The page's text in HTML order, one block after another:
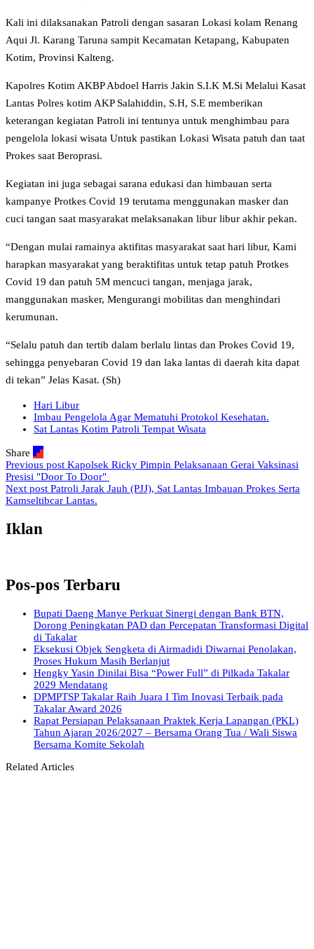
Kali ini dilaksanakan Patroli dengan sasaran Lokasi kolam Renang
Aqui Jl. Karang Taruna sampit Kecamatan Ketapang, Kabupaten
Kotim, Provinsi Kalteng.
Kapolres Kotim AKBP Abdoel Harris Jakin S.I.K M.Si Melalui Kasat
Lantas Polres kotim AKP Salahiddin, S.H, S.E memberikan
keterangan kegiatan Patroli ini tentunya untuk menghimbau para
pengelola lokasi wisata Untuk pastikan Lokasi Wisata patuh dan taat
Prokes saat Beroprasi.
Kegiatan ini juga sebagai sarana edukasi dan himbauan serta
kampanye Protkes Covid 19 terutama menggunakan masker dan
cuci tangan saat masyarakat melaksanakan libur libur akhir pekan.
“Dengan mulai ramainya aktifitas masyarakat saat hari libur, Kami
harapkan masyarakat yang beraktifitas untuk tetap patuh Protkes
Covid 19 dan patuh 5M mencuci tangan, menjaga jarak,
manggunakan masker, Mengurangi mobilitas dan menghindari
kerumunan.
“Selalu patuh dan tertib dalam berlalu lintas dan Prokes Covid 19,
sehingga penyebaran Covid 19 dan laka lantas di daerah kita dapat
di tekan” Jelas Kasat. (Sh)
Hari Libur
Imbau Pengelola Agar Mematuhi Protokol Kesehatan.
Sat Lantas Kotim Patroli Tempat Wisata
Share
Previous post Kapolsek Ricky Pimpin Pelaksanaan Gerai Vaksinasi
Presisi "Door To Door"
Next post Patroli Jarak Jauh (PJJ), Sat Lantas Imbauan Prokes Serta
Kamseltibcar Lantas.
Iklan
Pos-pos Terbaru
Bupati Daeng Manye Perkuat Sinergi dengan Bank BTN,
Dorong Peningkatan PAD dan Percepatan Transformasi Digital
di Takalar
Eksekusi Objek Sengketa di Airmadidi Diwarnai Penolakan,
Proses Hukum Masih Berlanjut
Hengky Yasin Dinilai Bisa “Power Full” di Pilkada Takalar
2029 Mendatang
DPMPTSP Takalar Raih Juara I Tim Inovasi Terbaik pada
Takalar Award 2026
Rapat Persiapan Pelaksanaan Praktek Kerja Lapangan (PKL)
Tahun Ajaran 2026/2027 – Bersama Orang Tua / Wali Siswa
Bersama Komite Sekolah
Related Articles